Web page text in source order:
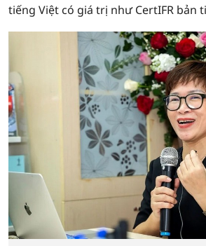
tiếng Việt có giá trị như CertIFR bản